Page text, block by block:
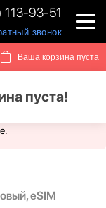
113-93-51
звонок
Ваша корзина пуста
пуста!
Вас доступен
eSIM